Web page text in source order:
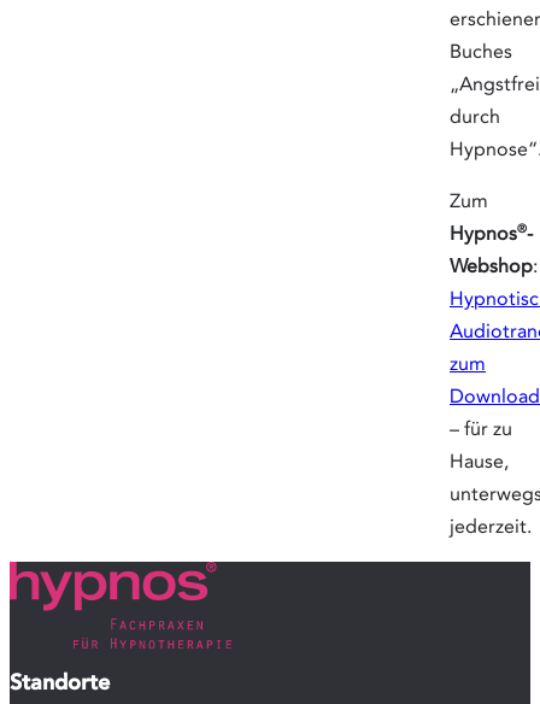
Buches
„Angstfrei
durch
Zum
Hypnos®-
Webshop:
zum
Download
– für zu
Hause,
jederzeit.
Standorte